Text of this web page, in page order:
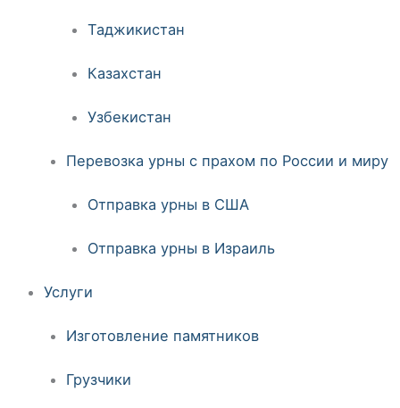
Таджикистан
Казахстан
Узбекистан
Перевозка урны с прахом по России и миру
Отправка урны в США
Отправка урны в Израиль
Услуги
Изготовление памятников
Грузчики